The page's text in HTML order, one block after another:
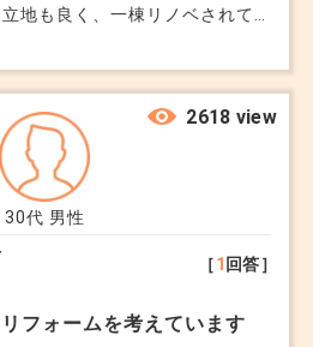
地も良く、一棟リノベされて
の小学校入学前までに買うべき
か。 賃貸は家賃が上がり続け
め手に欠けています。 アドバ
うか。よろしくお願いいたしま
30代 男性
［1 回答］
2618 view
フォームを考えています